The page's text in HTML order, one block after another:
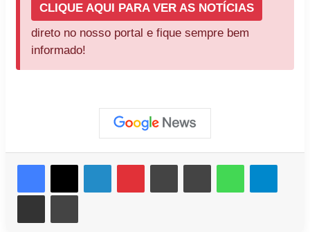
CLIQUE AQUI PARA VER AS NOTÍCIAS
direto no nosso portal e fique sempre bem
informado!
Facebook
X LinkedinPinterestMessengerMessengerWhatsApp
Compartilhar via e-mail Imprimir